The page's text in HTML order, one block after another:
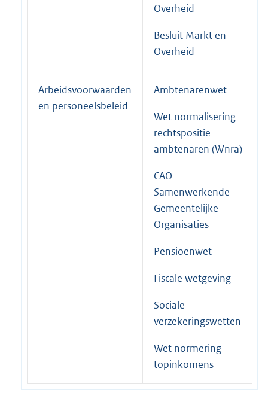
Overheid
Besluit Markt en
Overheid
Arbeidsvoorwaarden
en personeelsbeleid
Ambtenarenwet
Wet normalisering
rechtspositie
ambtenaren (Wnra)
CAO
Samenwerkende
Gemeentelijke
Organisaties
Pensioenwet
Fiscale wetgeving
Sociale
verzekeringswetten
Wet normering
topinkomens